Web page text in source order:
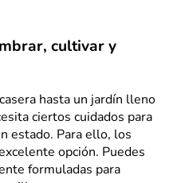
cultivar y
hasta un jardín lleno
ciertos cuidados para
estado. Para ello, los
opción. Puedes
formuladas para